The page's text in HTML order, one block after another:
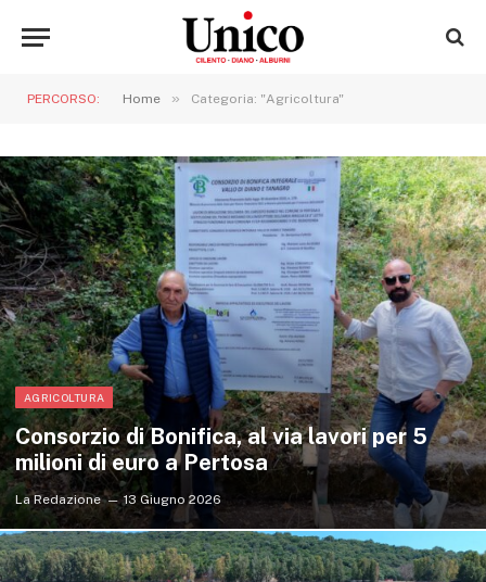
PERCORSO: Home » Categoria: "Agricoltura"
AGRICOLTURA
Consorzio di Bonifica, al via lavori per 5
milioni di euro a Pertosa
La Redazione 13 Giugno 2026